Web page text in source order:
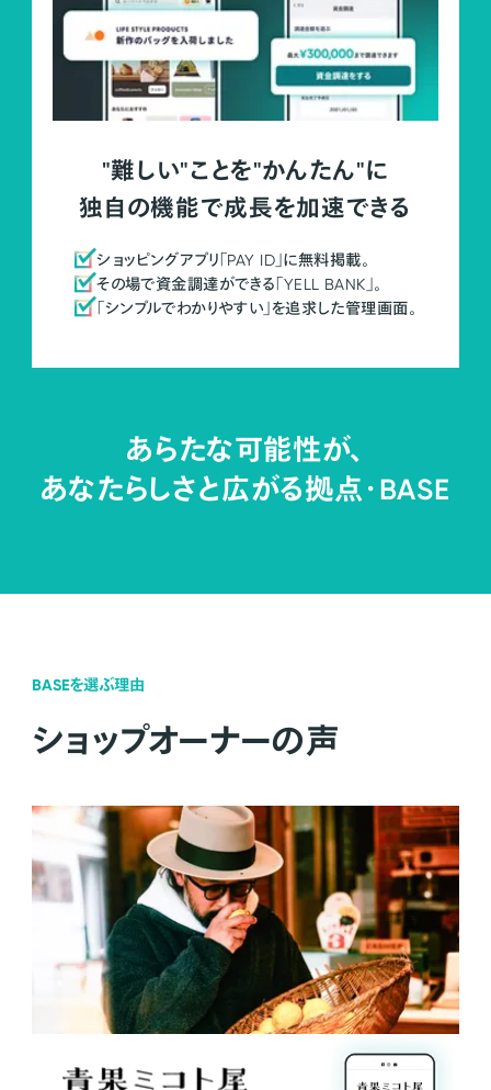
"難しい"ことを"かんたん"に
独自の機能で成長を加速できる
ショッピングアプリ「PAY ID」に無料掲載。
その場で資金調達ができる「YELL BANK」。
「シンプルでわかりやすい」を追求した管理画面。
あらたな可能性が、
あなたらしさと広がる拠点・BASE
BASEを選ぶ理由
ショップオーナーの声